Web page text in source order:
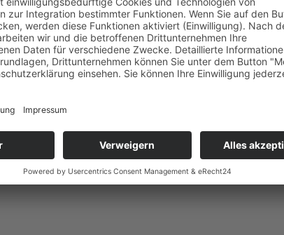
Fleisch)
AEntG
des AEntG
löhne